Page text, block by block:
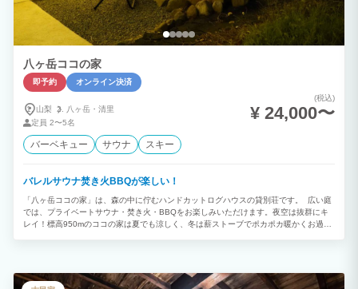
八ヶ岳ココの家
即予約 オンライン決済
山梨 八ヶ岳・ 清里
定員 2〜5名
(税込)
¥ 24,000〜
バーベキュー サウナ スキー
バレルサウナ焚き火BBQが楽しい！
「八ヶ岳ココの家」は、森の中に佇むハンドカットログハウスの貸別荘です。 広い庭
では、プライベートサウナ・焚き火・BBQをお楽しみいただけます。夜空は抜群にキ
レイ！標高950mのココの家は夏でも涼しく、冬は薪ストーブでポカポカ暖かくお過ご
ける宿を目指して、心を込めてお迎えしています。 【チェックイン】 キーBOXによ
るセルフチェックインです。暗証番号はご予約時にメールでお知らせいたします。